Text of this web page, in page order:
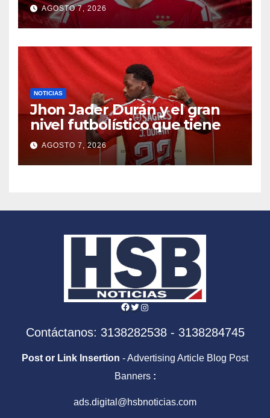
AGOSTO 7, 2026
NOTICIAS
Jhon Jader Durán y el gran
nivel futbolístico que tiene
AGOSTO 7, 2026
Facebook
Twitter
Instagram
Contáctanos: 3138282538 - 3138284745
Post or Link Insertion - Advertising Article Blog Post
Banners :
ads.digital@hsbnoticias.com